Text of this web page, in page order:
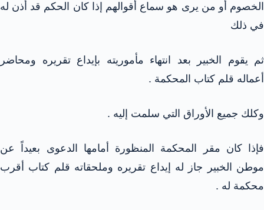
الخصوم أو من يرى هو سماع أقوالهم إذا كان الحكم قد أذن له
في ذلك
ثم يقوم الخبير بعد انتهاء مأموريته بإيداع تقريره ومحاضر
أعماله قلم كتاب المحكمة .
وكلك جميع الأوراق التي سلمت إليه .
فإذا كان مقر المحكمة المنظورة أمامها الدعوى بعيداً عن
موطن الخبير جاز له إيداع تقريره وملحقاته قلم كتاب أقرب
محكمة له .